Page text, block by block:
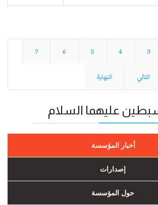
3
4
5
6
7
التالي النهاية
عليهما السلام
أخبار المؤسسة
إصدارات
حول المؤسسة